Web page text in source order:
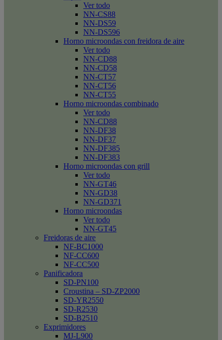
Ver todo
NN-CS88
NN-DS59
NN-DS596
Horno microondas con freidora de aire
Ver todo
NN-CD88
NN-CD58
NN-CT57
NN-CT56
NN-CT55
Horno microondas combinado
Ver todo
NN-CD88
NN-DF38
NN-DF37
NN-DF385
NN-DF383
Horno microondas con grill
Ver todo
NN-GT46
NN-GD38
NN-GD371
Horno microondas
Ver todo
NN-GT45
Freidoras de aire
NF-BC1000
NF-CC600
NF-CC500
Panificadora
SD-PN100
Croustina – SD-ZP2000
SD-YR2550
SD-R2530
SD-B2510
Exprimidores
MJ-L900